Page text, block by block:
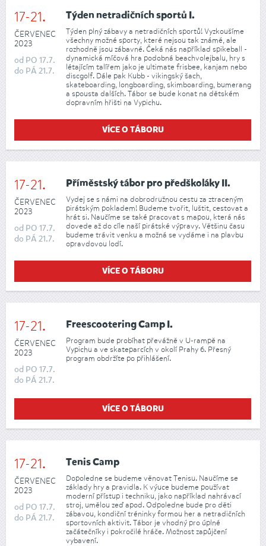
17-21.
ČERVENEC
2023
od PO 17.7.
do PÁ 21.7.
Týden netradičních sportů I.
Týden plný zábavy a netradičních sportů! Vyzkoušíme
všechny možné sporty, které nejsou tak známé, ale
rozhodně jsou zábavné. Čeká nás například spikeball -
dynamická míčová hra podobná beachvolejbalu, hry s
létajícím talířem jako je ultimate frisbee, kanjam nebo
discgolf. Dále pak Kubb - vikingský šach,
skateboarding, longboarding, skimboarding, bumerang
a spousta dalších. Tábor se bude konat na dětském
dopravním hřišti na Vypichu.
VÍCE O TÁBORU
17-21.
ČERVENEC
2023
od PO 17.7.
do PÁ 21.7.
Příměstský tábor pro předškoláky II.
Vydej se s námi na dobrodružnou cestu za ztraceným
pirátským pokladem! Budeme tvořit, luštit, cestovat a
hrát si. Naučíme se také pracovat s mapou, která nás
dovede až do cíle naší pirátské výpravy. Většinu času
budeme trávit venku a možná se vydáme i na plavbu
opravdovou lodí.
VÍCE O TÁBORU
17-21.
ČERVENEC
2023
od PO 17.7.
do PÁ 21.7.
Freescootering Camp I.
Program bude probíhat převážně v U-rampě na
Vypichu a ve skateparcích v okolí Prahy 6. Přesný
program obdržíte po přihlášení.
VÍCE O TÁBORU
17-21.
ČERVENEC
2023
od PO 17.7.
do PÁ 21.7.
Tenis Camp
Dopoledne se budeme věnovat Tenisu. Naučíme se
základy hry a pravidla. K výuce budeme používat
moderní přístup i techniku, jako například nahrávací
stroj, umělou zeď apod. Odpoledne bude pro děti
zábavou, kondiční tréninky formou her a netradičních
sportovních aktivit. Tábor je vhodný pro úplné
začátečníky i pokročilé hráče. Možnost zapůjčení
vybavení.